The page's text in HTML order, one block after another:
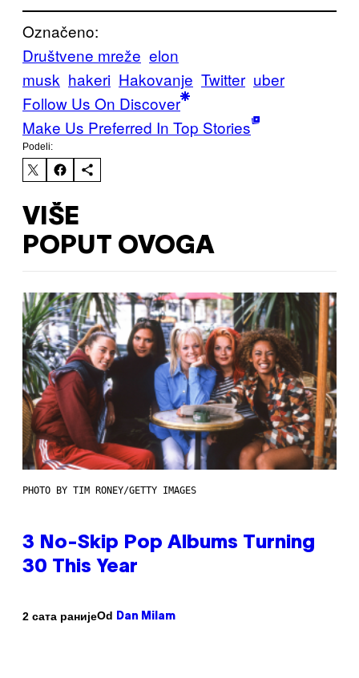
Označeno:
Društvene mreže elon
musk hakeri Hakovanje Twitter uber
Follow Us On Discover
Make Us Preferred In Top Stories
Podeli:
VIŠE
POPUT OVOGA
PHOTO BY TIM RONEY/GETTY IMAGES
3 No-Skip Pop Albums Turning
30 This Year
2 сата ранијеOd Dan Milam